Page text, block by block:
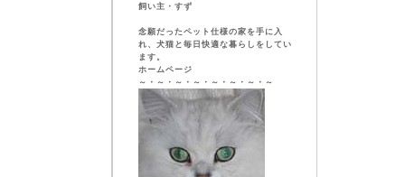
飼い主・すず
念願だったペット仕様の家を手に入
れ、犬猫と毎日快適な暮らしをしてい
ます。
ホームページ
～・～・～・～・～・～・～・～